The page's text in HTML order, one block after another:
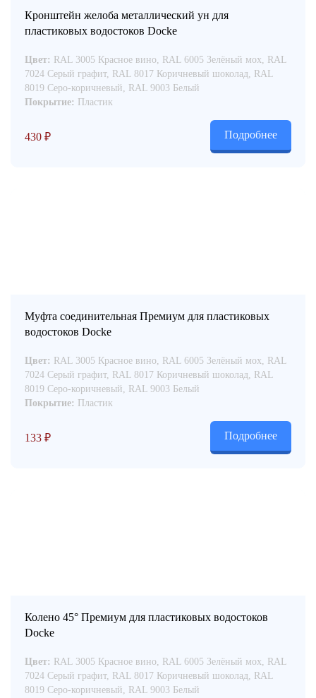
Кронштейн желоба металлический ун для
пластиковых водостоков Docke
Цвет: RAL 3005 Красное вино, RAL 6005 Зелёный мох, RAL
7024 Серый графит, RAL 8017 Коричневый шоколад, RAL
8019 Серо-коричневый, RAL 9003 Белый
Покрытие: Пластик
430 ₽ Подробнее
Муфта соединительная Премиум для пластиковых
водостоков Docke
Цвет: RAL 3005 Красное вино, RAL 6005 Зелёный мох, RAL
7024 Серый графит, RAL 8017 Коричневый шоколад, RAL
8019 Серо-коричневый, RAL 9003 Белый
Покрытие: Пластик
133 ₽ Подробнее
Колено 45° Премиум для пластиковых водостоков
Docke
Цвет: RAL 3005 Красное вино, RAL 6005 Зелёный мох, RAL
7024 Серый графит, RAL 8017 Коричневый шоколад, RAL
8019 Серо-коричневый, RAL 9003 Белый